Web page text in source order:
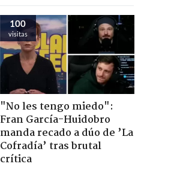
100
visitas
"No les tengo miedo":
Fran García-Huidobro
manda recado a dúo de ’La
Cofradía’ tras brutal
crítica